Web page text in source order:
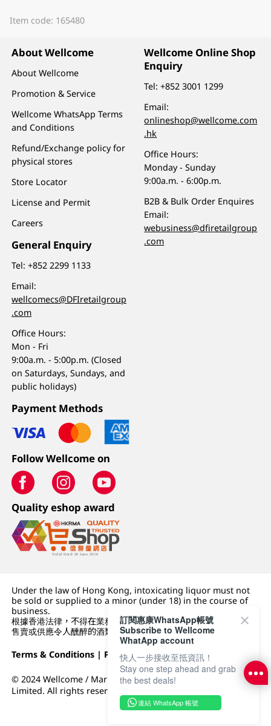
Item code: 165480
About Wellcome
About Wellcome
Promotion & Service
Wellcome WhatsApp Terms
and Conditions
Refund/Exchange policy for
physical stores
Store Locator
License and Permit
Careers
General Enquiry
Tel:+852 2299 1133
Email:
wellcomecs@DFIretailgroup
.com
Office Hours:
Mon - Fri
9:00a.m. - 5:00p.m. (Closed
on Saturdays, Sundays, and
public holidays)
Wellcome Online Shop
Enquiry
Tel:+852 3001 1299
Email:
onlineshop@wellcome.com
.hk
Office Hours:
Monday - Sunday
9:00a.m. - 6:00p.m.
B2B & Bulk Order Enquires
Email:
webusiness@dfiretailgroup
.com
Payment Methods
Follow Wellcome on
Quality eshop award
Under the law of Hong Kong, intoxicating liquor must not
be sold or supplied to a minor (under 18) in the course of
business.
根據香港法律，不得在業務過程中，向未成年人 (18 歲以下人士)
售賣或供應令人醺醉的酒類。
Terms & Conditions | Privacy Policy|DFI Retail Group
© 2024 Wellcome / Market Place. The Dairy Farm Company
Limited. All rights reserved.
訂閱惠康WhatsApp帳號
Subscribe to Wellcome
WhatApp account
快人一步接收至抵資訊！
Stay one step ahead and grab
the best deals!
連結 WhatsApp 帳號